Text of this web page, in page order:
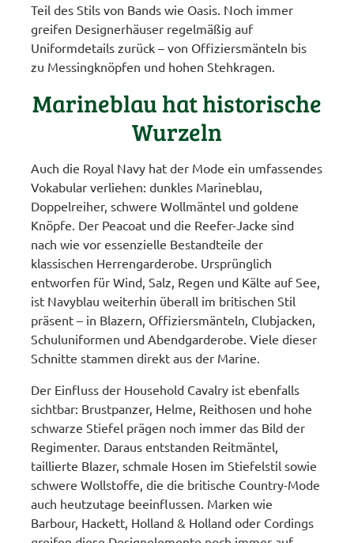
Teil des Stils von Bands wie Oasis. Noch immer
greifen Designerhäuser regelmäßig auf
Uniformdetails zurück – von Offiziersmänteln bis
zu Messingknöpfen und hohen Stehkragen.
Marineblau hat historische
Wurzeln
Auch die Royal Navy hat der Mode ein umfassendes
Vokabular verliehen: dunkles Marineblau,
Doppelreiher, schwere Wollmäntel und goldene
Knöpfe. Der Peacoat und die Reefer-Jacke sind
nach wie vor essenzielle Bestandteile der
klassischen Herrengarderobe. Ursprünglich
entworfen für Wind, Salz, Regen und Kälte auf See,
ist Navyblau weiterhin überall im britischen Stil
präsent – in Blazern, Offiziersmänteln, Clubjacken,
Schuluniformen und Abendgarderobe. Viele dieser
Schnitte stammen direkt aus der Marine.
Der Einfluss der Household Cavalry ist ebenfalls
sichtbar: Brustpanzer, Helme, Reithosen und hohe
schwarze Stiefel prägen noch immer das Bild der
Regimenter. Daraus entstanden Reitmäntel,
taillierte Blazer, schmale Hosen im Stiefelstil sowie
schwere Wollstoffe, die die britische Country-Mode
auch heutzutage beeinflussen. Marken wie
Barbour, Hackett, Holland & Holland oder Cordings